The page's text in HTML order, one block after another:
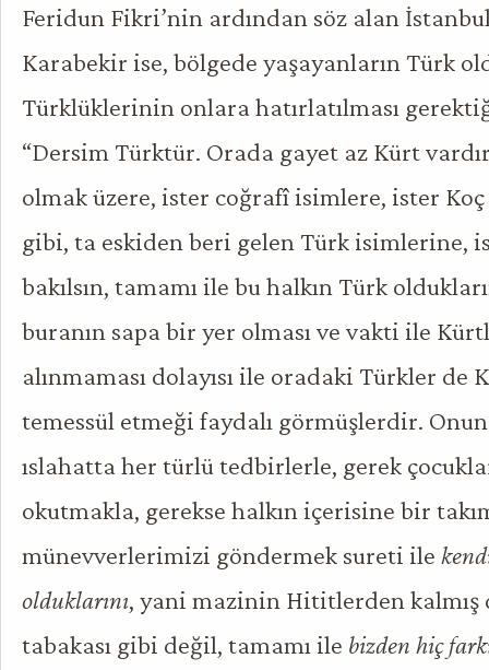
Feridun Fikri’nin ardından söz alan
Karabekir ise, bölgede yaşayanların Türk
Türklüklerinin onlara hatırlatılması
“Dersim Türktür. Orada gayet az Kürt
olmak üzere, ister coğrafî isimlere, ister Koç
gibi, ta eskiden beri gelen Türk isimlerine,
bakılsın, tamamı ile bu halkın Türk
buranın sapa bir yer olması ve vakti ile
alınmaması dolayısı ile oradaki Türkler de
temessül etmeği faydalı görmüşlerdir.
ıslahatta her türlü tedbirlerle, gerek
okutmakla, gerekse halkın içerisine bir
münevverlerimizi göndermek sureti ile
olduklarını, yani mazinin Hititlerden kalmış
tabakası gibi değil, tamamı ile bizden hiç